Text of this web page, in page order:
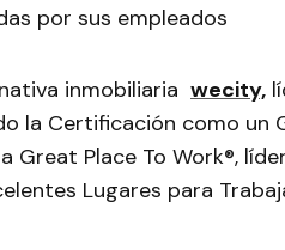
por sus empleados
inmobiliaria wecity,
la Certificación como un
Place To Work®,
Lugares para